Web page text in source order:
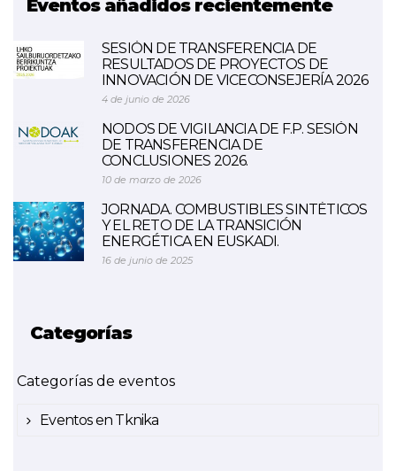
Eventos añadidos recientemente
SESIÓN DE TRANSFERENCIA DE
RESULTADOS DE PROYECTOS DE
INNOVACIÓN DE VICECONSEJERÍA 2026
4 de junio de 2026
NODOS DE VIGILANCIA DE F.P. SESIÓN
DE TRANSFERENCIA DE
CONCLUSIONES 2026.
10 de marzo de 2026
JORNADA. COMBUSTIBLES SINTÉTICOS
Y EL RETO DE LA TRANSICIÓN
ENERGÉTICA EN EUSKADI.
16 de junio de 2025
Categorías
Categorías de eventos
Eventos en Tknika